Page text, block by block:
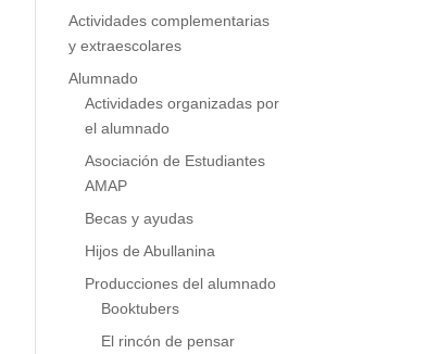
Actividades complementarias
y extraescolares
Alumnado
Actividades organizadas por
el alumnado
Asociación de Estudiantes
AMAP
Becas y ayudas
Hijos de Abullanina
Producciones del alumnado
Booktubers
El rincón de pensar